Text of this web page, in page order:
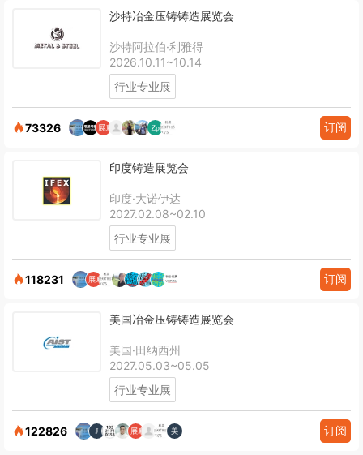
沙特冶金压铸铸造展览会
沙特阿拉伯·利雅得
2026.10.11~10.14
行业专业展
73326 订阅
印度铸造展览会
印度·大诺伊达
2027.02.08~02.10
行业专业展
118231 订阅
美国冶金压铸铸造展览会
美国·田纳西州
2027.05.03~05.05
行业专业展
122826 订阅